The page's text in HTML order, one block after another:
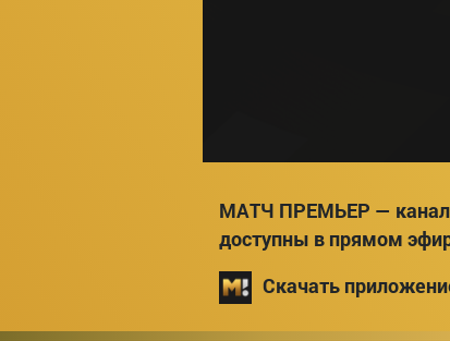
МАТЧ ПРЕМЬЕР — канал
доступны в прямом
Скачать